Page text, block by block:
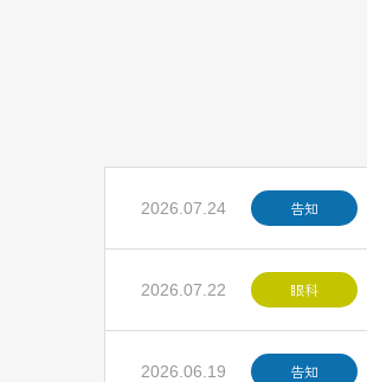
2026.07.24 告知
2026.07.22 眼科
2026.06.19 告知